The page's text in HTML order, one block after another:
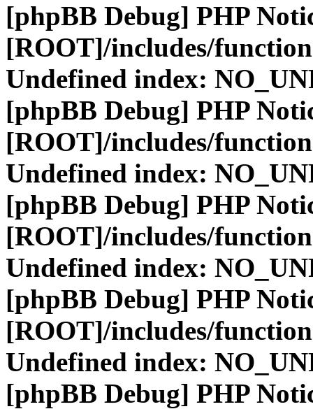
[phpBB Debug] PHP
[ROOT]/includes/
Undefined index:
[phpBB Debug] PHP
[ROOT]/includes/
Undefined index:
[phpBB Debug] PHP
[ROOT]/includes/
Undefined index:
[phpBB Debug] PHP
[ROOT]/includes/
Undefined index:
[phpBB Debug] PHP